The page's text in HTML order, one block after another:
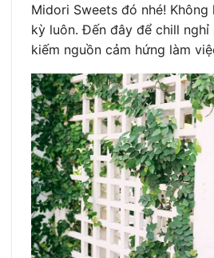
Midori Sweets đó nhé!
kỳ luôn. Đến đây để chill nghỉ
kiếm nguồn cảm hứng làm